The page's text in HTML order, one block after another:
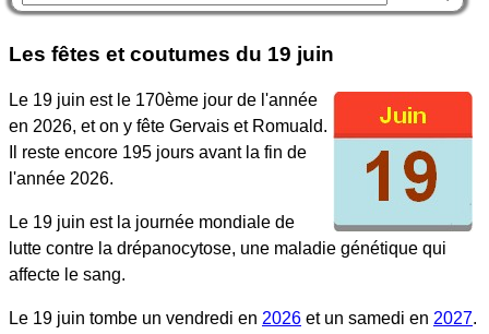
Les fêtes et coutumes du 19 juin
Le 19 juin est le 170ème jour de l'année
en 2026, et on y fête Gervais et Romuald.
Il reste encore 195 jours avant la fin de
l'année 2026.
Le 19 juin est la journée mondiale de
lutte contre la drépanocytose, une maladie génétique qui
affecte le sang.
Le 19 juin tombe un vendredi en 2026 et un samedi en 2027.